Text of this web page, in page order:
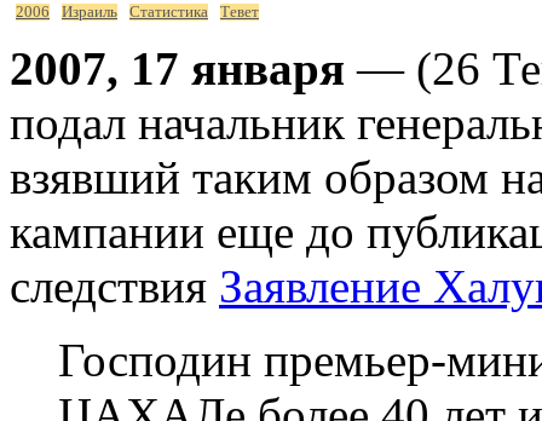
2006 Израиль Статистика Тевет
2007, 17 января — (26
подал начальник
взявший таким образом
кампании еще до
следствия Заявление
Господин премьер-